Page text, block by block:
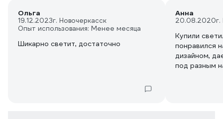
Ольга
19.12.2023г. Новочеркасск
Опыт использования: Менее месяца
Шикарно светит, достаточно
Анна
20.08.2020
Купили
понравился
дизайном,
под разным